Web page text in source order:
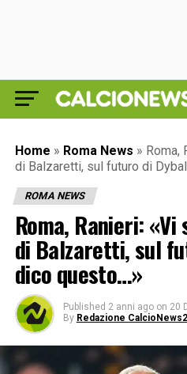
Home » Roma News » Roma,
di Balzaretti, sul futuro di
ROMA NEWS
Roma, Ranieri:
di Balzaretti, sul
dico questo…»
Published 2 anni ago on 20
By Redazione